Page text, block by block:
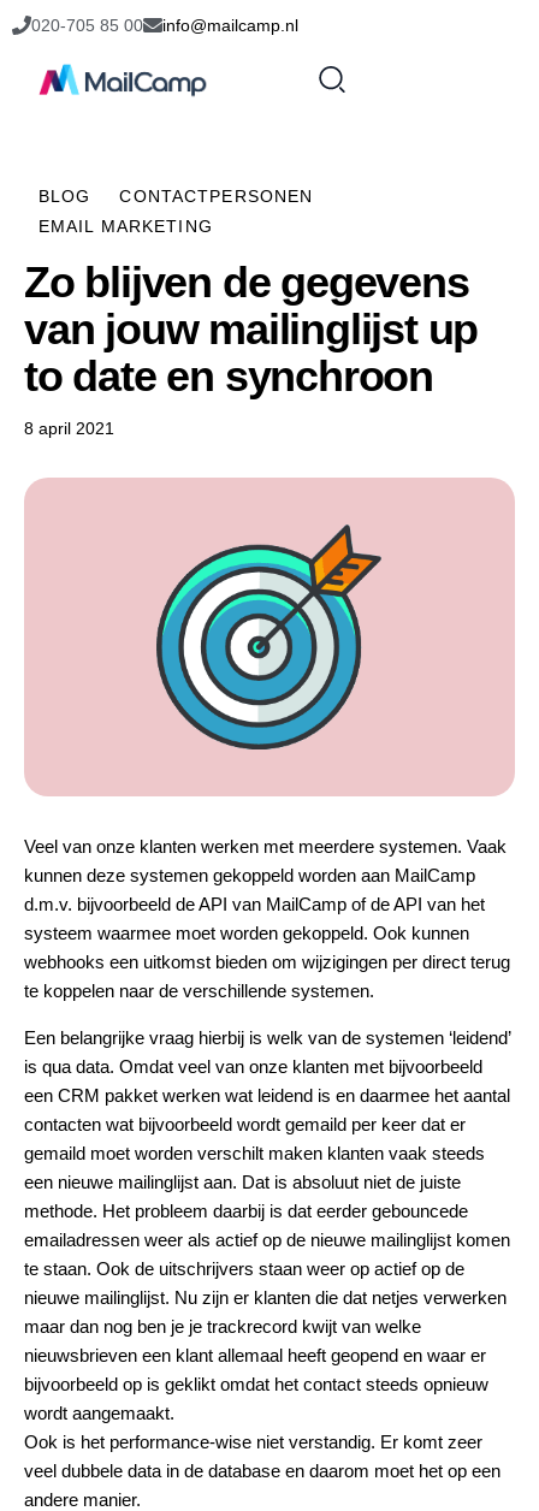
020-705 85 00 info@mailcamp.nl
BLOG
CONTACTPERSONEN
EMAIL MARKETING
Zo blijven de gegevens
van jouw mailinglijst up
to date en synchroon
8 april 2021
Veel van onze klanten werken met meerdere systemen. Vaak
kunnen deze systemen gekoppeld worden aan MailCamp
d.m.v. bijvoorbeeld deAPI van MailCamp of de API van het
systeem waarmee moet worden gekoppeld. Ook kunnen
webhooks een uitkomst bieden om wijzigingen per direct terug
te koppelen naar de verschillende systemen.
Een belangrijke vraag hierbij is welk van de systemen ‘leidend’
is qua data. Omdat veel van onze klanten met bijvoorbeeld
een CRM pakket werken wat leidend is en daarmee het aantal
contacten wat bijvoorbeeld wordt gemaild per keer dat er
gemaild moet worden verschilt maken klanten vaak steeds
een nieuwe mailinglijst aan. Dat is absoluut niet de juiste
methode. Het probleem daarbij is dat eerder gebouncede
emailadressen weer als actief op de nieuwe mailinglijst komen
te staan. Ook de uitschrijvers staan weer op actief op de
nieuwe mailinglijst. Nu zijn er klanten die dat netjes verwerken
maar dan nog ben je je trackrecord kwijt van welke
nieuwsbrieven een klant allemaal heeft geopend en waar er
bijvoorbeeld op is geklikt omdat het contact steeds opnieuw
wordt aangemaakt.
Ook is het performance-wise niet verstandig. Er komt zeer
veel dubbele data in de database en daarom moet het op een
andere manier.